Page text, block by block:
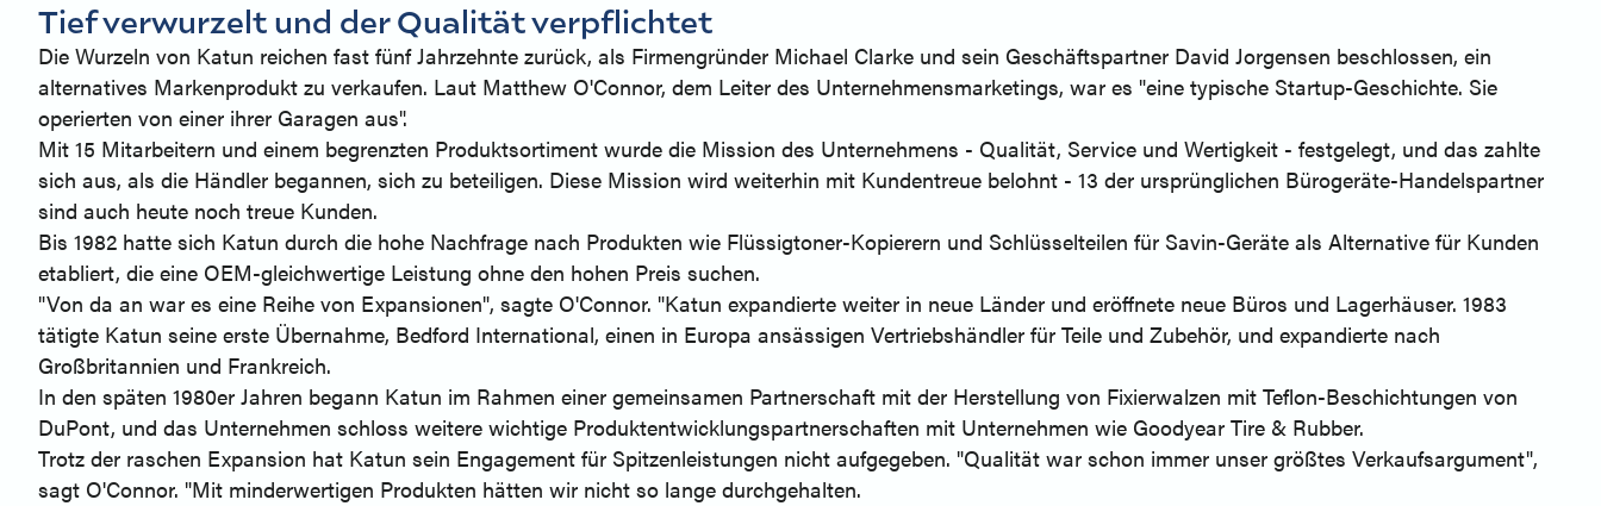
Tief verwurzelt und der Qualität verpflichtet
Die Wurzeln von Katun reichen fast fünf Jahrzehnte zurück, als Firmengründer Michael Clarke und sein Geschäftspartner David Jorgensen beschlossen, ein
alternatives Markenprodukt zu verkaufen. Laut Matthew O'Connor, dem Leiter des Unternehmensmarketings, war es "eine typische Startup-Geschichte. Sie
operierten von einer ihrer Garagen aus".
Mit 15 Mitarbeitern und einem begrenzten Produktsortiment wurde die Mission des Unternehmens - Qualität, Service und Wertigkeit - festgelegt, und das zahlte
sich aus, als die Händler begannen, sich zu beteiligen. Diese Mission wird weiterhin mit Kundentreue belohnt - 13 der ursprünglichen Bürogeräte-Handelspartner
sind auch heute noch treue Kunden.
Bis 1982 hatte sich Katun durch die hohe Nachfrage nach Produkten wie Flüssigtoner-Kopierern und Schlüsselteilen für Savin-Geräte als Alternative für Kunden
etabliert, die eine OEM-gleichwertige Leistung ohne den hohen Preis suchen.
"Von da an war es eine Reihe von Expansionen", sagte O'Connor. "Katun expandierte weiter in neue Länder und eröffnete neue Büros und Lagerhäuser. 1983
tätigte Katun seine erste Übernahme, Bedford International, einen in Europa ansässigen Vertriebshändler für Teile und Zubehör, und expandierte nach
Großbritannien und Frankreich.
In den späten 1980er Jahren begann Katun im Rahmen einer gemeinsamen Partnerschaft mit der Herstellung von Fixierwalzen mit Teflon-Beschichtungen von
DuPont, und das Unternehmen schloss weitere wichtige Produktentwicklungspartnerschaften mit Unternehmen wie Goodyear Tire & Rubber.
Trotz der raschen Expansion hat Katun sein Engagement für Spitzenleistungen nicht aufgegeben. "Qualität war schon immer unser größtes Verkaufsargument",
sagt O'Connor. "Mit minderwertigen Produkten hätten wir nicht so lange durchgehalten.